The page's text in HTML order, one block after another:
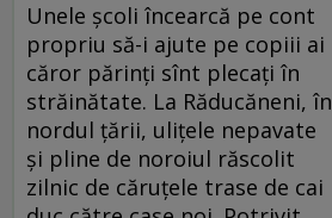
Unele şcoli încearcă pe cont
propriu să-i ajute pe copiii ai
căror părinţi sînt plecaţi în
străinătate. La Răducăneni, în
nordul ţării, uliţele nepavate
şi pline de noroiul răscolit
zilnic de căruţele trase de cai